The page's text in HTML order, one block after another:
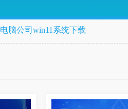
电脑公司win11系统下载